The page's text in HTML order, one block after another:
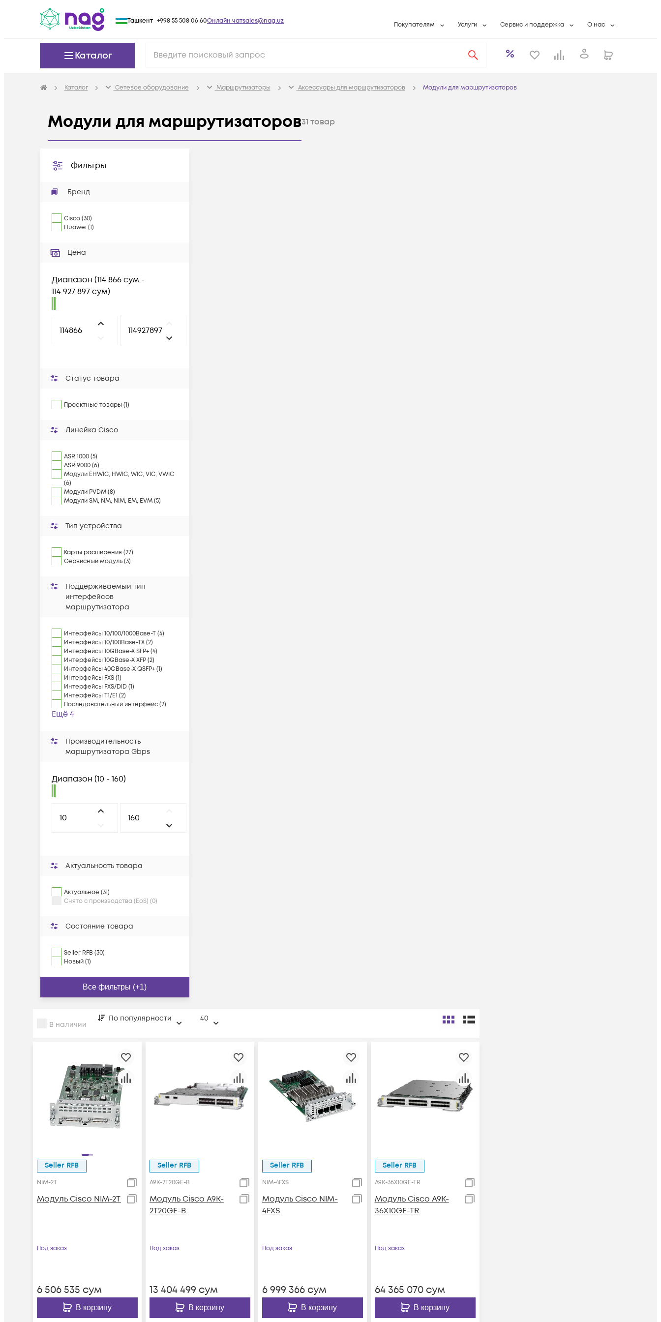
Ташкент +998 55 508 06 60Онлайн чатsales@nag.uz Покупателям
Вопросы и ответы
Услуги
Расширенная гарантия
Сервис и поддержка
Разовые выездные работы
Сервисный центр
О нас
Контактная
Каталог
Каталог Сетевое оборудование Маршрутизаторы Аксессуары для маршрутизаторов Модули для маршрутизаторов
Модули для маршрутизаторов31 товар
Фильтры
Бренд
Cisco(30)
Huawei (1)
Цена
Диапазон (114 866 сум -
114 927 897 сум)
Статус товара
Проектные товары (1)
Линейка Cisco
ASR 1000 (5)
ASR 9000 (6)
Модули EHWIC, HWIC, WIC, VIC, VWIC
(6)
Модули PVDM (8)
Модули SM, NM, NIM, EM, EVM (5)
Тип устройства
Карты расширения (27)
Сервисный модуль (3)
Поддерживаемый тип
интерфейсов
маршрутизатора
Интерфейсы 10/100/1000Base-T (4)
Интерфейсы 10/100Base-TX (2)
Интерфейсы 10GBase-X SFP+ (4)
Интерфейсы 10GBase-X XFP (2)
Интерфейсы 40GBase-X QSFP+ (1)
Интерфейсы FXS (1)
Интерфейсы FXS/DID (1)
Интерфейсы T1/E1 (2)
Последовательный интерфейс (2)
Ещё 4
Производительность
маршрутизатора Gbps
Диапазон (10 - 160)
Актуальность товара
Актуальное (31)
Снято с производства (EoS) (0)
Состояние товара
Seller RFB (30)
Новый (1)
Все фильтры (+1)
В наличии
По популярности 40
Seller RFB
NIM-2T
Модуль Cisco NIM-2T
Под заказ
6 506 535 сум
В корзину
Seller RFB
A9K-2T20GE-B
Модуль Cisco A9K-
2T20GE-B
Под заказ
13 404 499 сум
В корзину
Seller RFB
NIM-4FXS
Модуль Cisco NIM-
4FXS
Под заказ
6 999 366сум
В корзину
Seller RFB
A9K-36X10GE-TR
Модуль Cisco A9K-
36X10GE-TR
Под заказ
64 365 070сум
В корзину